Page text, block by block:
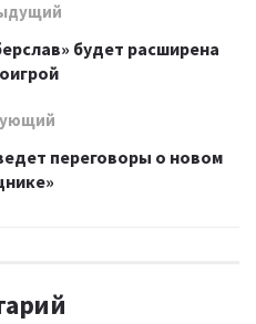
будет расширена
переговоры о новом